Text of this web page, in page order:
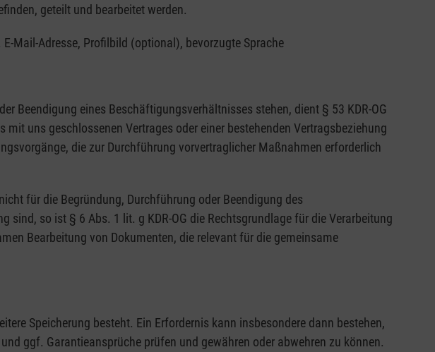
geteilt und bearbeitet werden.
Mail-Adresse, Profilbild (optional), bevorzugte Sprache
Beendigung eines Beschäftigungsverhältnisses stehen, dient § 53 KDR-OG
uns geschlossenen Vertrages oder einer bestehenden Vertragsbeziehung
die zur Durchführung vorvertraglicher Maßnahmen erforderlich
für die Begründung, Durchführung oder Beendigung des
so ist § 6 Abs. 1 lit. g KDR-OG die Rechtsgrundlage für die Verarbeitung
Bearbeitung von Dokumenten, die relevant für die gemeinsame
Speicherung besteht. Ein Erfordernis kann insbesondere dann bestehen,
ggf. Garantieansprüche prüfen und gewähren oder abwehren zu können.